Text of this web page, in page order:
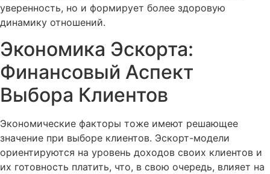
уверенность, но и формирует более здоровую
динамику отношений.
Экономика Эскорта:
Финансовый Аспект
Выбора Клиентов
Экономические факторы тоже имеют решающее
значение при выборе клиентов. Эскорт-модели
ориентируются на уровень доходов своих клиентов и
их готовность платить, что, в свою очередь, влияет на